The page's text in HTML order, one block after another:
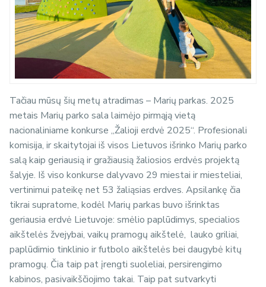
Tačiau mūsų šių metų atradimas – Marių parkas. 2025
metais Marių parko sala laimėjo pirmąją vietą
nacionaliniame konkurse „Žalioji erdvė 2025“. Profesionali
komisija, ir skaitytojai iš visos Lietuvos išrinko Marių parko
salą kaip geriausią ir gražiausią žaliosios erdvės projektą
šalyje. Iš viso konkurse dalyvavo 29 miestai ir miesteliai,
vertinimui pateikę net 53 žaliąsias erdves. Apsilankę čia
tikrai supratome, kodėl Marių parkas buvo išrinktas
geriausia erdvė Lietuvoje: smėlio paplūdimys, specialios
aikštelės žvejybai, vaikų pramogų aikštelė, lauko griliai,
paplūdimio tinklinio ir futbolo aikštelės bei daugybė kitų
pramogų. Čia taip patįrengti suoleliai, persirengimo
kabinos, pasivaikščiojimo takai. Taip pat sutvarkyti